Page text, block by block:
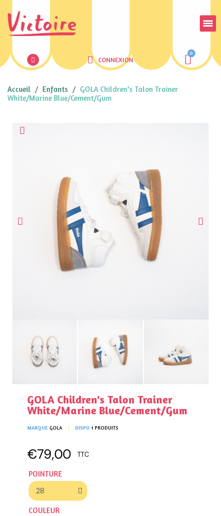
CONNEXION
Accueil Enfants
GOLA Children's Talon Trainer
White/Marine Blue/Cement/Gum
GOLA Children's Talon Trainer
White/Marine Blue/Cement/Gum
MARQUE GOLA DISPO 1 PRODUITS
€79,00 TTC
POINTURE
COULEUR